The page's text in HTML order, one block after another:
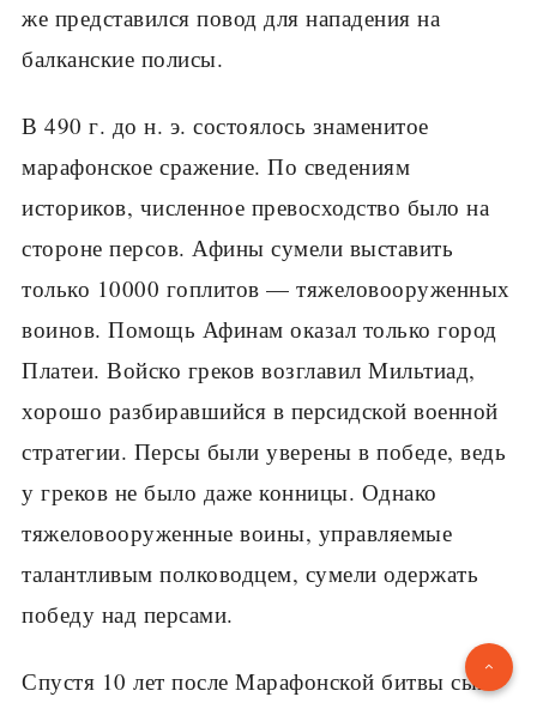
же пред­ставился повод для нападения на
балканские полисы.
В 490 г. до н. э. состоялось знаменитое
марафон­ское сражение. По сведениям
историков, численное превосходство было на
стороне персов. Афины су­мели выставить
только 10000 гоплитов — тяжелово­оруженных
воинов. Помощь Афинам оказал только город
Платеи. Войско греков возглавил Мильтиад,
хорошо разбиравшийся в персидской военной
стра­тегии. Персы были уверены в победе, ведь
у греков не было даже конницы. Однако
тяжеловооруженные воины, управляемые
талантливым полководцем, су­мели одержать
победу над персами.
Спустя 10 лет после Марафонской битвы сын